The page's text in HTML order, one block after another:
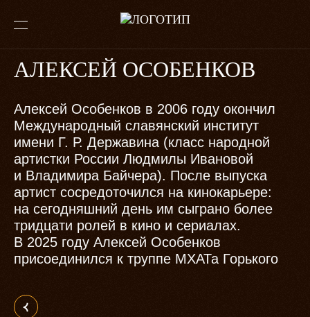
АЛЕКСЕЙ ОСОБЕНКОВ
Алексей Особенков в 2006 году окончил
Международный славянский институт
имени Г. Р. Державина (класс народной
артистки России Людмилы Ивановой
и Владимира Байчера). После выпуска
артист сосредоточился на кинокарьере:
на сегодняшний день им сыграно более
тридцати ролей в кино и сериалах.
В 2025 году Алексей Особенков
присоединился к труппе МХАТа Горького